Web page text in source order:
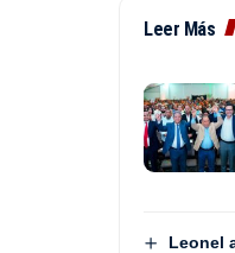
Leer Más
Leonel